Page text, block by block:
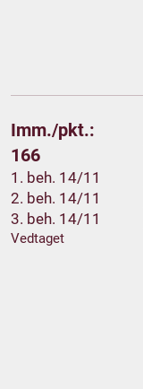
Imm./pkt.:
166
1. beh. 14/11
2. beh. 14/11
3. beh. 14/11
Vedtaget